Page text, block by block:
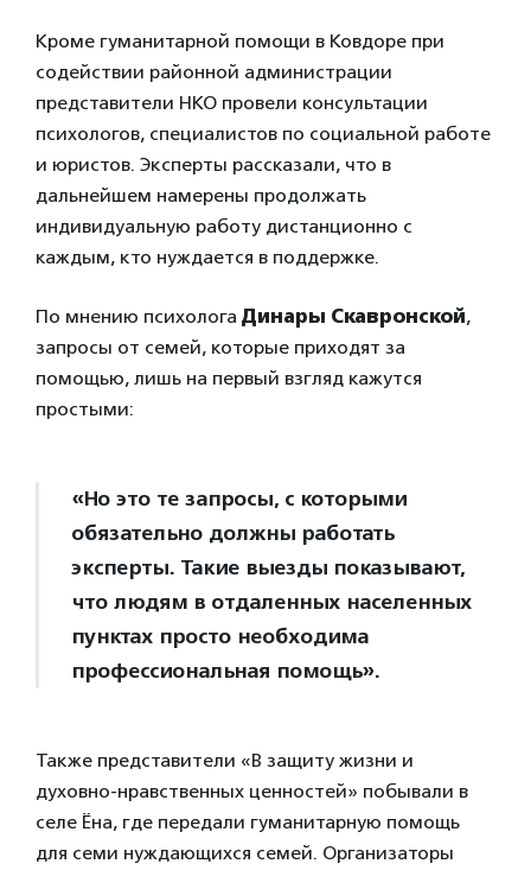
Кроме гуманитарной помощи в Ковдоре при
содействии районной администрации
представители НКО провели консультации
психологов, специалистов по социальной работе
и юристов. Эксперты рассказали, что в
дальнейшем намерены продолжать
индивидуальную работу дистанционно с
каждым, кто нуждается в поддержке.
По мнению психолога Динары Скавронской,
запросы от семей, которые приходят за
помощью, лишь на первый взгляд кажутся
простыми:
«Но это те запросы, с которыми
обязательно должны работать
эксперты. Такие выезды показывают,
что людям в отдаленных населенных
пунктах просто необходима
профессиональная помощь».
Также представители «В защиту жизни и
духовно-нравственных ценностей» побывали в
селе Ëна, где передали гуманитарную помощь
для семи нуждающихся семей. Организаторы